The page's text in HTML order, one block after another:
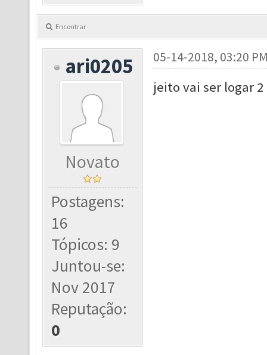
Encontrar
ari0205
Novato
Postagens:
16
Tópicos: 9
Juntou-se:
Nov 2017
Reputação:
0
05-14-2018, 03:20
jeito vai ser logar